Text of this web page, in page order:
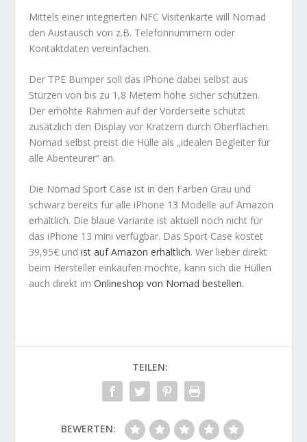
Mittels einer integrierten NFC Visitenkarte will Nomad
den Austausch von z.B. Telefonnummern oder
Kontaktdaten vereinfachen.
Der TPE Bumper soll das iPhone dabei selbst aus
Stürzen von bis zu 1,8 Metern höhe sicher schützen.
Der erhöhte Rahmen auf der Vorderseite schützt
zusätzlich den Display vor Kratzern durch Oberflächen.
Nomad selbst preist die Hülle als „idealen Begleiter für
alle Abenteurer“ an.
Die Nomad Sport Case ist in den Farben Grau und
schwarz bereits für alle iPhone 13 Modelle auf Amazon
erhältlich. Die blaue Variante ist aktuell noch nicht für
das iPhone 13 mini verfügbar. Das Sport Case kostet
39,95€ undist auf Amazon erhältlich. Wer lieber direkt
beim Hersteller einkaufen möchte, kann sich die Hüllen
auch direkt imOnlineshop von Nomad bestellen.
TEILEN:
BEWERTEN: